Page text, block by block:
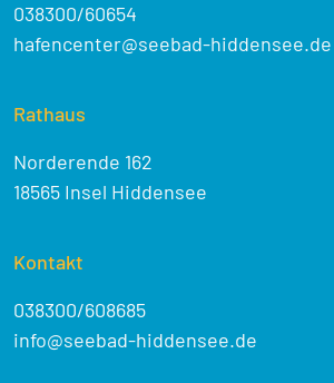
038300/60654
hafencenter@seebad-hiddensee.de
Rathaus
Norderende 162
18565 Insel Hiddensee
Kontakt
038300/608685
info@seebad-hiddensee.de